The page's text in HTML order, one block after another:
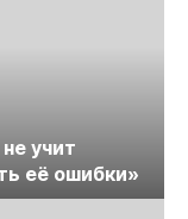
учит
её ошибки»